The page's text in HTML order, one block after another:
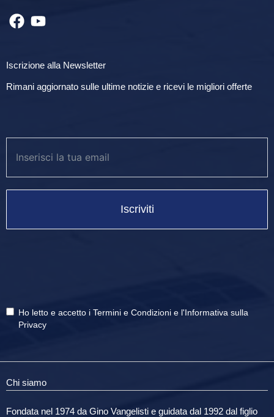
Iscrizione alla Newsletter
Rimani aggiornato sulle ultime notizie e ricevi le migliori offerte
Iscriviti
Ho letto e accetto i Termini e Condizioni e l'Informativa sulla
Privacy
Chi siamo
Fondata nel 1974 da Gino Vangelisti e guidata dal 1992 dal figlio